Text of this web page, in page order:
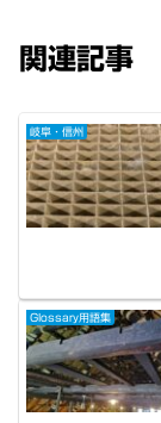
関連記事
岐阜・信州
Glossary用語集